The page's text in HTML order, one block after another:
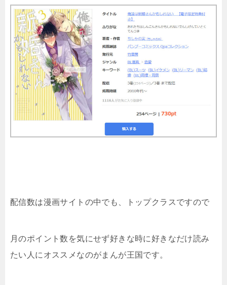
配信数は漫画サイトの中でも、トップクラスですので
月のポイント数を気にせず好きな時に好きなだけ読み
たい人にオススメなのがまんが王国です。